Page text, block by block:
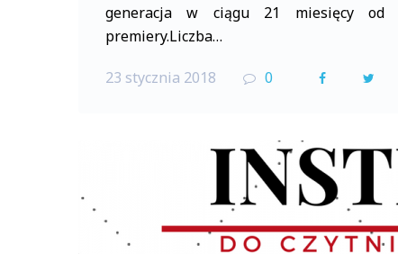
generacja w ciągu 21 miesięcy od
premiery.Liczba…
23 stycznia 2018 0
F
e
b
o
t
e